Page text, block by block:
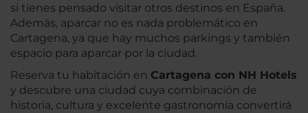
si tienes pensado visitar otros destinos en España.
Además, aparcar no es nada problemático en
Cartagena, ya que hay muchos parkings y también
espacio para aparcar por la ciudad.
Reserva tu habitación en Cartagena con NH Hotels
y descubre una ciudad cuya combinación de
historia, cultura y excelente gastronomía convertirá